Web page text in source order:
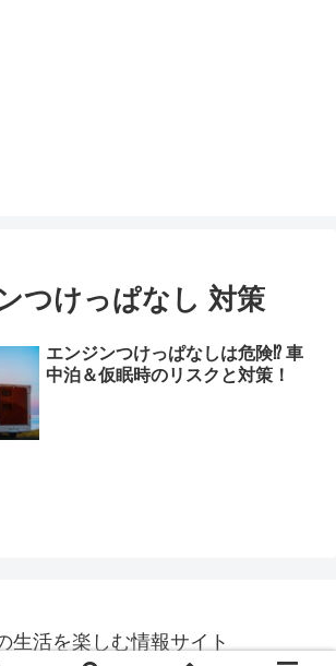
つけっぱなし 対策
エンジンつけっぱなしは危険⁉ 車
中泊＆仮眠時のリスクと対策！
生活を楽しむ情報サイト